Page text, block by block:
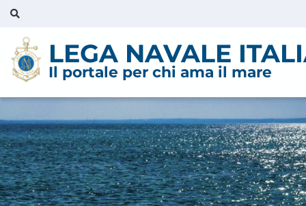
LEGA NAVALE
Il portale per chi ama il mare